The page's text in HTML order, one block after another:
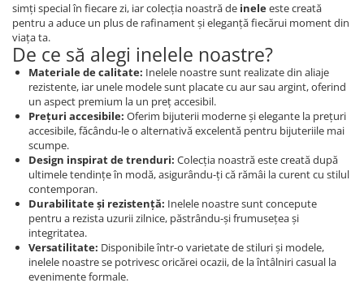
simți special în fiecare zi, iar colecția noastră de ineleeste creată
pentru a aduce un plus de rafinament și eleganță fiecărui moment din
viața ta.
De ce să alegi inelele noastre?
Materiale de calitate: Inelele noastre sunt realizate din aliaje
rezistente, iar unele modele sunt placate cu aur sau argint, oferind
un aspect premium la un preț accesibil.
Prețuri accesibile: Oferim bijuterii moderne și elegante la prețuri
accesibile, făcându-le o alternativă excelentă pentru bijuteriile mai
scumpe.
Design inspirat de trenduri: Colecția noastră este creată după
ultimele tendințe în modă, asigurându-ți că rămâi la curent cu stilul
contemporan.
Durabilitate și rezistență: Inelele noastre sunt concepute
pentru a rezista uzurii zilnice, păstrându-și frumusețea și
integritatea.
Versatilitate: Disponibile într-o varietate de stiluri și modele,
inelele noastre se potrivesc oricărei ocazii, de la întâlniri casual la
evenimente formale.